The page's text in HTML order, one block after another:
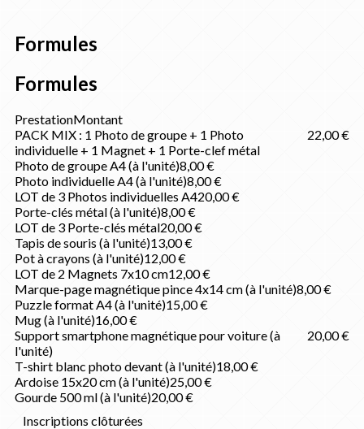
Formules
Formules
PrestationMontant
PACK MIX : 1 Photo de groupe + 1 Photo
individuelle + 1 Magnet + 1 Porte-clef métal
22,00 €
Photo de groupe A4 (à l'unité)8,00 €
Photo individuelle A4 (à l'unité)8,00 €
LOT de 3 Photos individuelles A420,00 €
Porte-clés métal (à l'unité)8,00 €
LOT de 3 Porte-clés métal20,00 €
Tapis de souris (à l'unité)13,00 €
Pot à crayons (à l'unité)12,00 €
LOT de 2 Magnets 7x10 cm12,00 €
Marque-page magnétique pince 4x14 cm (à l'unité)8,00 €
Puzzle format A4 (à l'unité)15,00 €
Mug (à l'unité)16,00 €
Support smartphone magnétique pour voiture (à
l'unité)
20,00 €
T-shirt blanc photo devant (à l'unité)18,00 €
Ardoise 15x20 cm (à l'unité)25,00 €
Gourde 500 ml (à l'unité)20,00 €
Inscriptions clôturées